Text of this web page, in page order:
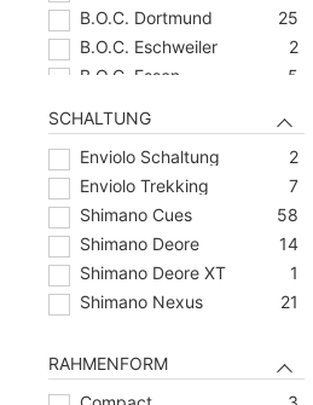
B.O.C. Dortmund
25
B.O.C. Eschweiler
2
B.O.C. Essen
5
B.O.C. Gifhorn
39
B.O.C. Göttingen
31
B.O.C. Hagen
26
39
51
44
B.O.C. Heilbronn
14
B.O.C. Kassel
25
B.O.C. Kiel
44
SCHALTUNG
Enviolo Schaltung
2
Enviolo Trekking
7
Shimano Cues
58
Shimano Deore
14
Shimano Deore XT
1
Shimano Nexus
21
RAHMENFORM